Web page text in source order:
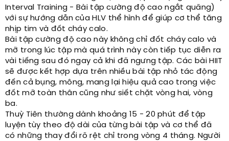
Interval Training - Bài tập cường độ cao ngắt quãng)
với sự hướng dẫn của HLV thể hình để giúp cơ thể tăng
nhịp tim và đốt cháy calo.
Bài tập cường độ cao này không chỉ đốt cháy calo và
mỡ trong lúc tập mà quá trình này còn tiếp tục diễn ra
vài tiếng sau đó ngay cả khi đã ngưng tập. Các bài HIIT
sẽ được kết hợp dựa trên nhiều bài tập nhỏ tác động
đến cả bụng, mông, mang lại hiệu quả cao trong việc
đốt mỡ toàn thân cũng như siết chặt vòng hai, vòng
ba.
Thuỳ Tiên thường dành khoảng 15 - 20 phút để tập
luyện tùy theo độ dài của từng bài tập và cơ thể đã
có những thay đổi rõ rệt chỉ trong vòng 4 tháng. Người